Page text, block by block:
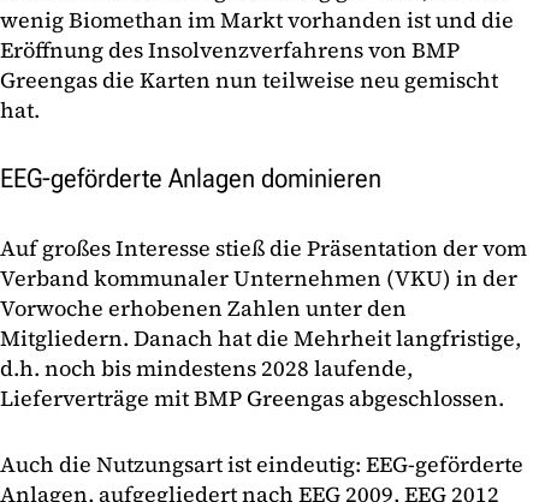
wenig Biomethan im Markt vorhanden ist und die
Eröffnung des Insolvenzverfahrens von BMP
Greengas die Karten nun teilweise neu gemischt
hat.
EEG-geförderte Anlagen dominieren
Auf großes Interesse stieß die Präsentation der vom
Verband kommunaler Unternehmen (VKU) in der
Vorwoche erhobenen Zahlen unter den
Mitgliedern. Danach hat die Mehrheit langfristige,
d.h. noch bis mindestens 2028 laufende,
Lieferverträge mit BMP Greengas abgeschlossen.
Auch die Nutzungsart ist eindeutig: EEG-geförderte
Anlagen, aufgegliedert nach EEG 2009, EEG 2012